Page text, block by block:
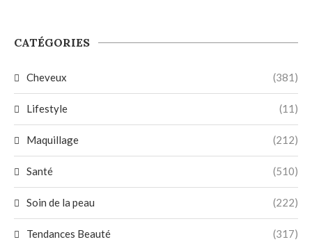
CATÉGORIES
Cheveux (381)
Lifestyle (11)
Maquillage (212)
Santé (510)
Soin de la peau (222)
Tendances Beauté (317)